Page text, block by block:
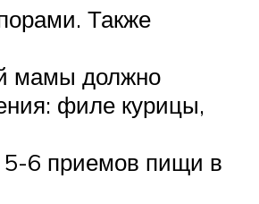
Также
мамы должно
филе курицы,
5-6 приемов пищи в